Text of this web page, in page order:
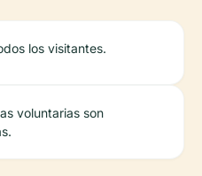
los visitantes.
voluntarias son